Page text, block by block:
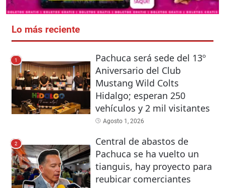
Lo más reciente
1
Pachuca será sede del 13º
Aniversario del Club
Mustang Wild Colts
Hidalgo; esperan 250
vehículos y 2 mil visitantes
Agosto 1, 2026
2
Central de abastos de
Pachuca se ha vuelto un
tianguis, hay proyecto para
reubicar comerciantes